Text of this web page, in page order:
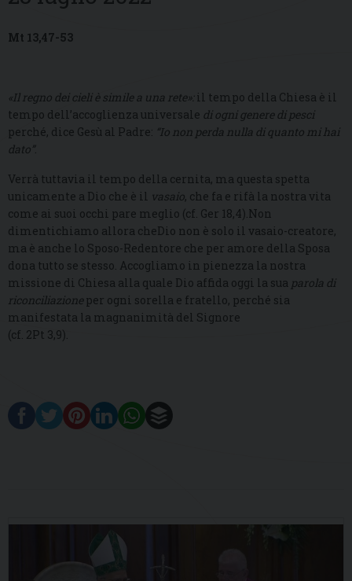
Mt 13,47-53
«Il regno dei cieli è simile a una rete»:il tempo della Chiesa è il
tempo dell’accoglienza universale di ogni genere di pesci
perché, dice Gesù al Padre: “Io non perda nulla di quanto mi hai
dato”.
Verrà tuttavia il tempo della cernita, ma questa spetta
unicamente a Dio che è il vasaio, che fa e rifà la nostra vita
come ai suoi occhi pare meglio (cf. Ger 18,4).Non
dimentichiamo allora cheDio non è solo il vasaio-creatore,
ma è anche lo Sposo-Redentore che per amore della Sposa
dona tutto se stesso. Accogliamo in pienezza la nostra
missione di Chiesa alla quale Dio affida oggi la sua parola di
riconciliazioneper ogni sorella e fratello, perché sia
manifestata la magnanimità del Signore
(cf. 2Pt 3,9).